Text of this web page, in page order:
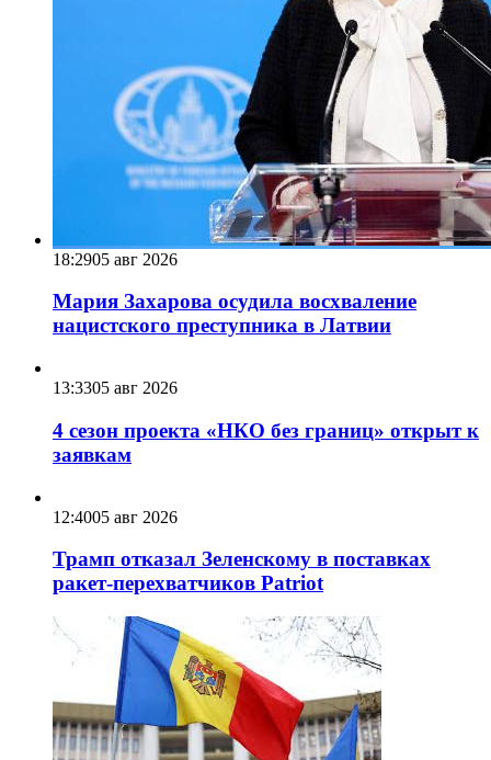
18:2905 авг 2026
Мария Захарова осудила восхваление
нацистского преступника в Латвии
13:3305 авг 2026
4 сезон проекта «НКО без границ» открыт к
заявкам
12:4005 авг 2026
Трамп отказал Зеленскому в поставках
ракет-перехватчиков Patriot